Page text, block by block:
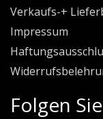
Verkaufs-+
Impressum
Folgen